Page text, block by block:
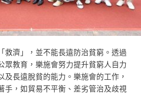
救濟」，並不能長遠防治貧窮。透過
眾教育，樂施會努力提升貧窮人自力
及長遠脫貧的能力。樂施會的工作，
手，如貿易不平衡、差劣管治及歧視